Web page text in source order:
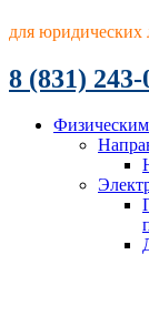
для юридических
8 (831) 243-